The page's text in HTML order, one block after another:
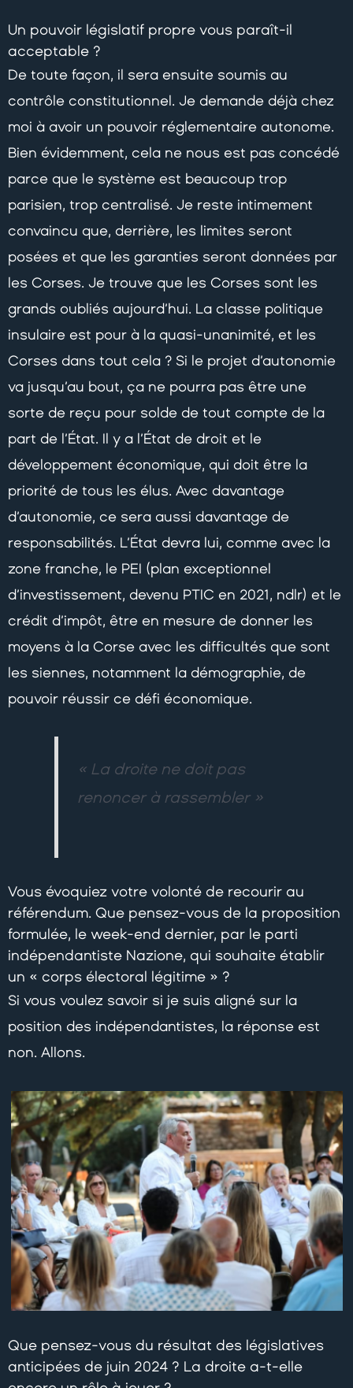
Un pouvoir législatif propre vous paraît-il
acceptable ?
De toute façon, il sera ensuite soumis au
contrôle constitutionnel. Je demande déjà chez
moi à avoir un pouvoir réglementaire autonome.
Bien évidemment, cela ne nous est pas concédé
parce que le système est beaucoup trop
parisien, trop centralisé. Je reste intimement
convaincu que, derrière, les limites seront
posées et que les garanties seront données par
les Corses. Je trouve que les Corses sont les
grands oubliés aujourd’hui. La classe politique
insulaire est pour à la quasi-unanimité, et les
Corses dans tout cela ? Si le projet d’autonomie
va jusqu’au bout, ça ne pourra pas être une
sorte de reçu pour solde de tout compte de la
part de l’État. Il y a l’État de droit et le
développement économique, qui doit être la
priorité de tous les élus. Avec davantage
d’autonomie, ce sera aussi davantage de
responsabilités. L’État devra lui, comme avec la
zone franche, le PEI (plan exceptionnel
d’investissement, devenu PTIC en 2021, ndlr) et le
crédit d’impôt, être en mesure de donner les
moyens à la Corse avec les difficultés que sont
les siennes, notamment la démographie, de
pouvoir réussir ce défi économique.
« La droite ne doit pas
renoncer à rassembler »
Vous évoquiez votre volonté de recourir au
référendum. Que pensez-vous de la proposition
formulée, le week-end dernier, par le parti
indépendantiste Nazione, qui souhaite établir
un « corps électoral légitime » ?
Si vous voulez savoir si je suis aligné sur la
position des indépendantistes, la réponse est
non. Allons.
Que pensez-vous du résultat des législatives
anticipées de juin 2024 ? La droite a-t-elle